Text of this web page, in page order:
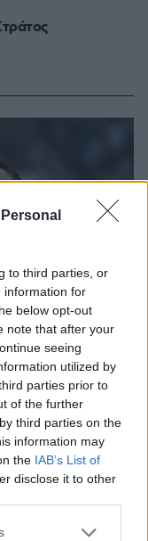
to third parties, or
information for
below opt-out
note that after your
seeing
utilized by
parties prior to
of the further
third parties on the
information may
the IAB’s List of
disclose it to other
or more Googleδεν